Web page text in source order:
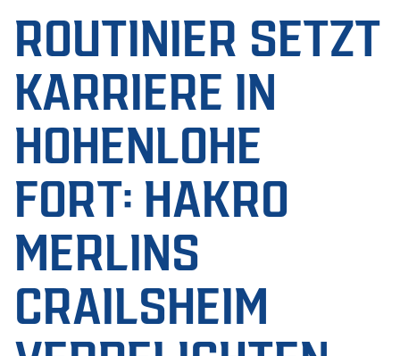
ROUTINIER SETZT
KARRIERE IN
HOHENLOHE
FORT: HAKRO
MERLINS
CRAILSHEIM